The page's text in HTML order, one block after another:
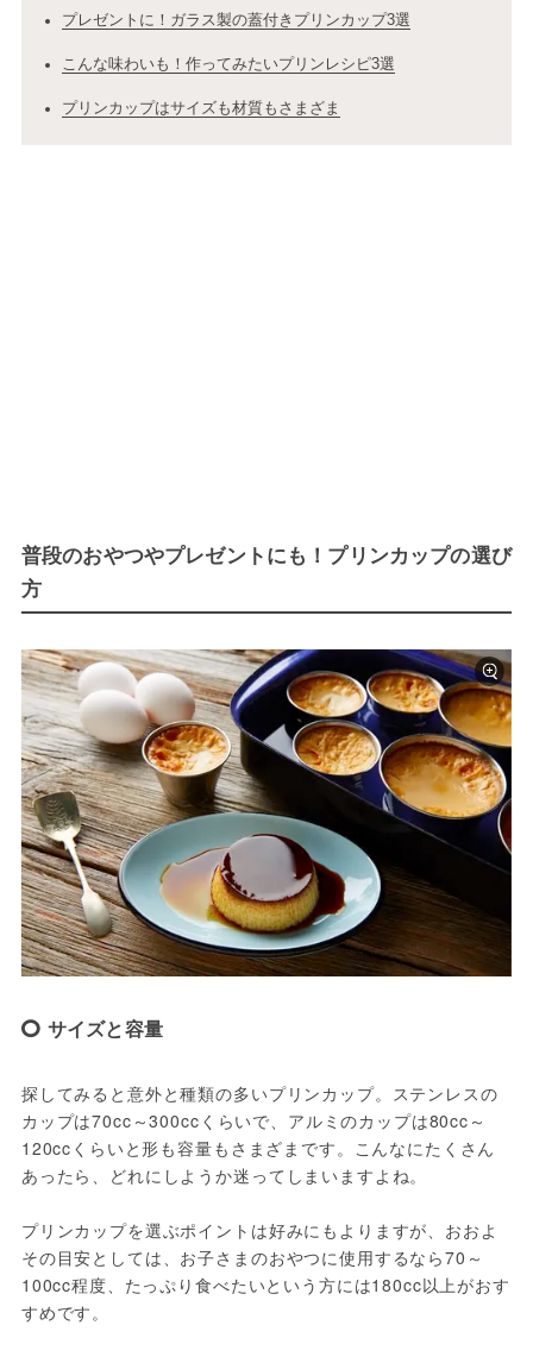
プレゼントに！ガラス製の蓋付きプリンカップ3選
こんな味わいも！作ってみたいプリンレシピ3選
プリンカップはサイズも材質もさまざま
普段のおやつやプレゼントにも！プリンカップの選び
方
サイズと容量
探してみると意外と種類の多いプリンカップ。ステンレスの
カップは70cc～300ccくらいで、アルミのカップは80cc～
120ccくらいと形も容量もさまざまです。こんなにたくさん
あったら、どれにしようか迷ってしまいますよね。
プリンカップを選ぶポイントは好みにもよりますが、おおよ
その目安としては、お子さまのおやつに使用するなら70～
100cc程度、たっぷり食べたいという方には180cc以上がおす
すめです。